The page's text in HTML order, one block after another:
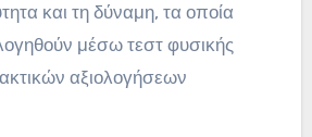
και τη δύναμη, τα οποία
μέσω τεστ φυσικής
αξιολογήσεων